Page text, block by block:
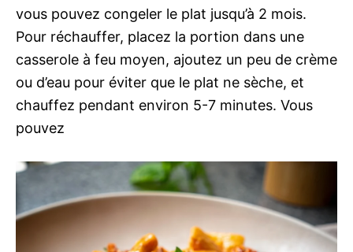
vous pouvez congeler le plat jusqu’à 2 mois.
Pour réchauffer, placez la portion dans une
casserole à feu moyen, ajoutez un peu de crème
ou d’eau pour éviter que le plat ne sèche, et
chauffez pendant environ 5-7 minutes. Vous
pouvez